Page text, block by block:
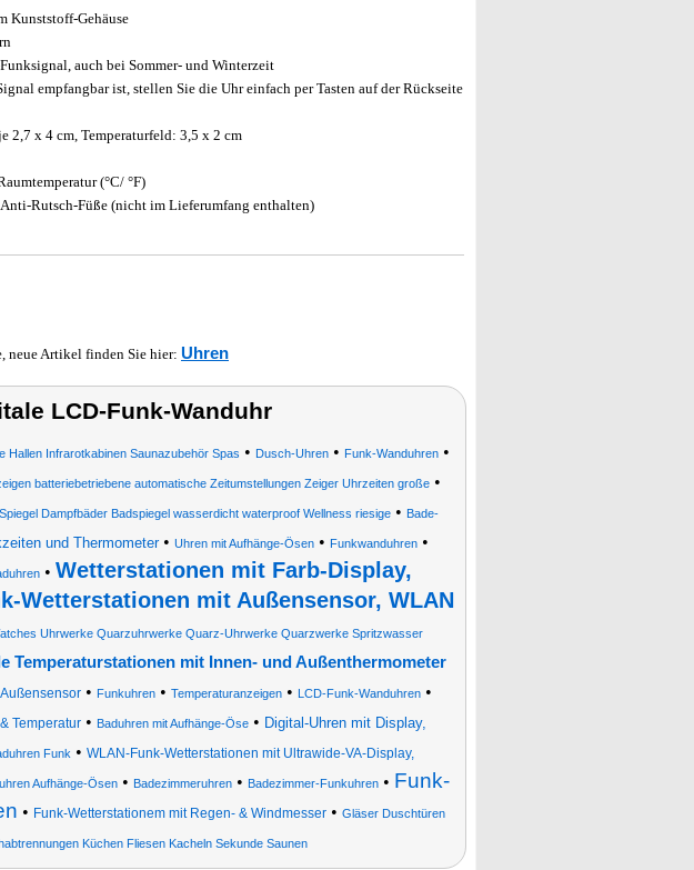
Kunststoff-Gehäuse
auch bei Sommer- und Winterzeit
empfangbar ist, stellen Sie die Uhr einfach per Tasten auf der Rückseite
2,7 x 4 cm, Temperaturfeld: 3,5 x 2 cm
(°C/ °F)
Rutsch-Füße (nicht im Lieferumfang enthalten)
neue Artikel finden Sie hier: Uhren
LCD-Funk-Wanduhr
Hallen Infrarotkabinen Saunazubehör Spas • Dusch-Uhren• Funk-Wanduhren•
batteriebetriebene automatische Zeitumstellungen Zeiger Uhrzeiten große •
Dampfbäder Badspiegel wasserdicht waterproof Wellness riesige • Bade-
und Thermometer• Uhren mit Aufhänge-Ösen• Funkwanduhren•
• Wetterstationen mit Farb-Display,
Wetterstationen mit Außensensor, WLAN
Uhrwerke Quarzuhrwerke Quarz-Uhrwerke Quarzwerke Spritzwasser
Temperaturstationen mit Innen- und Außenthermometer
• Funkuhren• Temperaturanzeigen• LCD-Funk-Wanduhren•
Temperatur • Baduhren mit Aufhänge-Öse • Digital-Uhren mit Display,
Funk • WLAN-Funk-Wetterstationen mit Ultrawide-VA-Display,
Aufhänge-Ösen • Badezimmeruhren • Badezimmer-Funkuhren • Funk-
• Funk-Wetterstationem mit Regen- & Windmesser• Gläser Duschtüren
Küchen Fliesen Kacheln Sekunde Saunen